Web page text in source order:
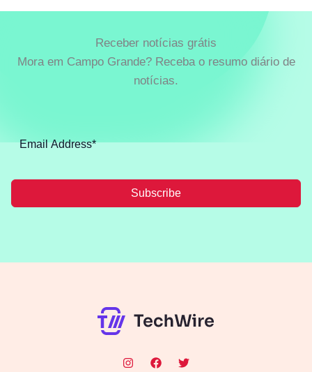
Receber notícias grátis
Mora em Campo Grande? Receba o resumo diário de
notícias.
Subscribe